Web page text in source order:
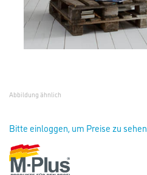
Abbildung ähnlich
Bitte einloggen, um Preise zu sehen